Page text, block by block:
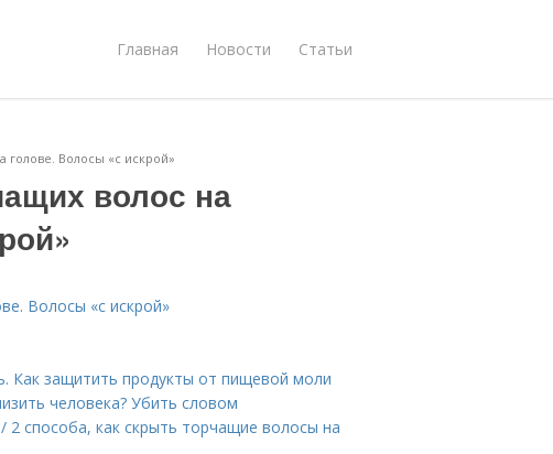
Главная Новости Статьи
голове. Волосы «с искрой»
волос на
Волосы «с искрой»
Как защитить продукты от пищевой моли
человека? Убить словом
2 способа, как скрыть торчащие волосы на